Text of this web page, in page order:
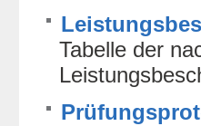
Tabelle der